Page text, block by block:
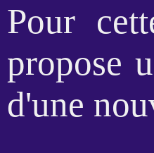
Pour
propose
d'une